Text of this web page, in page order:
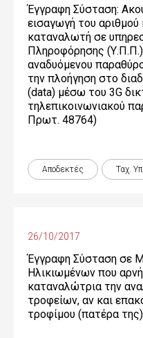
Έγγραφη Σύσταση:
εισαγωγή του
καταναλωτή σε
Πληροφόρησης
αναδυόμενου
την πλοήγηση στο
(data) μέσω του 3G
τηλεπικοινωνιακού
Πρωτ. 48764)
Αποδεκτές Ταχ.
26/10/2017
Έγγραφη Σύσταση σε
Ηλικιωμένων που
καταναλώτρια την
τροφείων, αν και
τροφίμου (πατέρα